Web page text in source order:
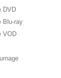
DVD
Blu-ray
VOD